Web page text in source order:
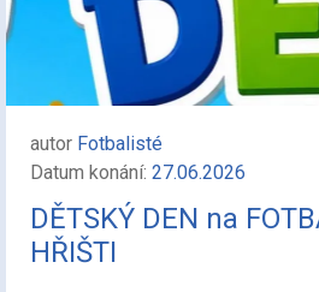
autor Fotbalisté
Datum konání: 27.06.2026
DĚTSKÝ DEN na
HŘIŠTI